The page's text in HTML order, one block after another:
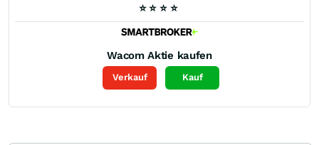
⭐ ⭐ ⭐ ⭐
Wacom Aktie kaufen
Verkauf Kauf